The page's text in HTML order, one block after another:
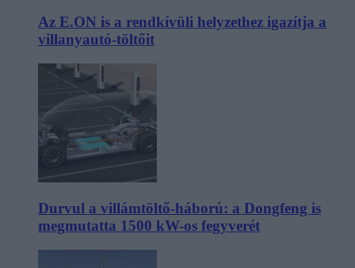
Az E.ON is a rendkívüli helyzethez igazítja a
villanyautó-töltőit
Durvul a villámtöltő-háború: a Dongfeng is
megmutatta 1500 kW-os fegyverét